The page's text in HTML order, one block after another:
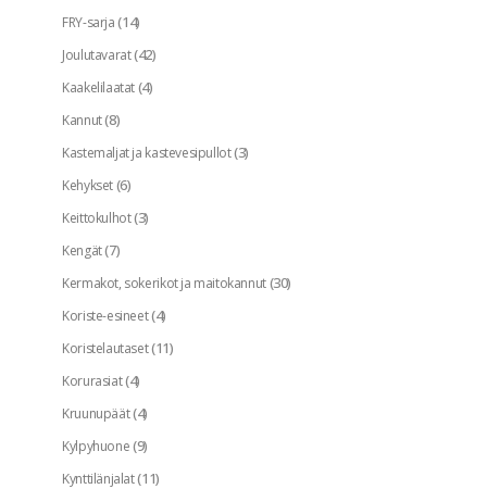
FRY-sarja(14)
Joulutavarat(42)
Kaakelilaatat(4)
Kannut(8)
Kastemaljat ja kastevesipullot(3)
Kehykset(6)
Keittokulhot(3)
Kengät(7)
Kermakot, sokerikot ja maitokannut(30)
Koriste-esineet(4)
Koristelautaset(11)
Korurasiat(4)
Kruunupäät(4)
Kylpyhuone(9)
Kynttilänjalat(11)